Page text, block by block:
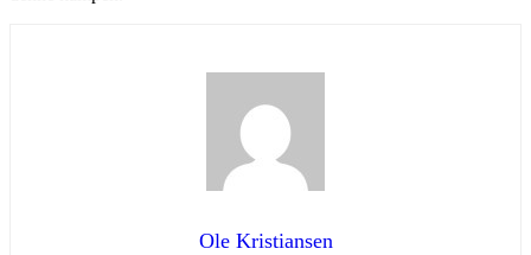
Ole Kristiansen